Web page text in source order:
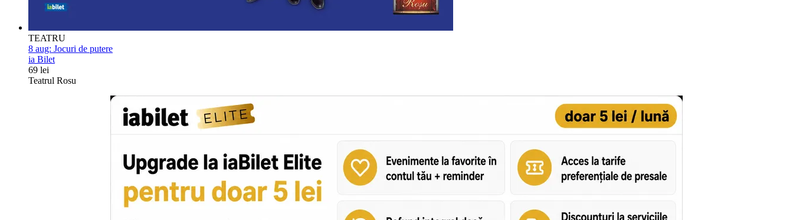
TEATRU
8 aug: Jocuri de putere
ia Bilet
69 lei
Teatrul Rosu